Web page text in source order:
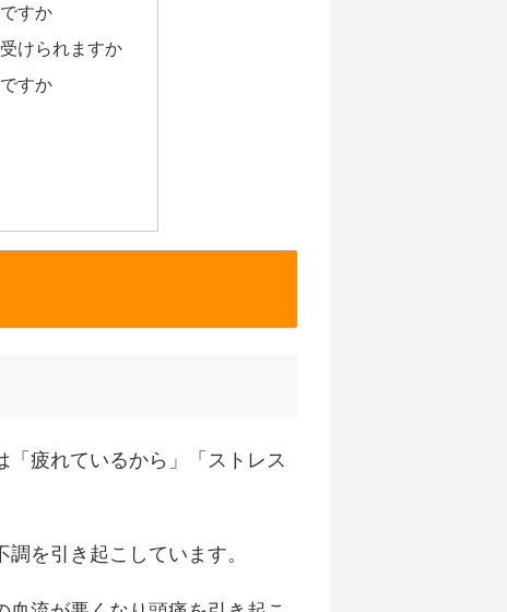
すか
けられますか
すか
疲れているから」「ストレス
を引き起こしています。